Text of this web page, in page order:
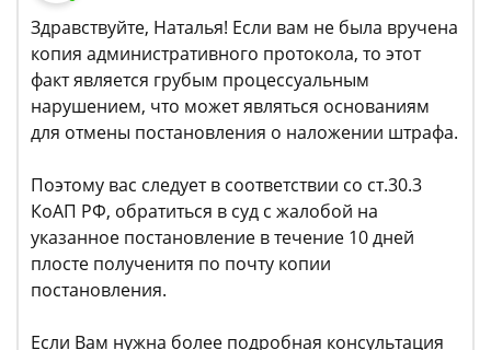
Здравствуйте, Наталья! Если вам не была вручена
копия административного протокола, то этот
факт является грубым процессуальным
нарушением, что может являться основаниям
для отмены постановления о наложении штрафа.
Поэтому вас следует в соответствии со ст.30.3
КоАП РФ, обратиться в суд с жалобой на
указанное постановление в течение 10 дней
плосте полученитя по почту копии
постановления.
Если Вам нужна более подробная консультация